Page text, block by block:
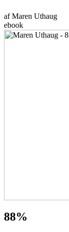
af Maren Uthaug
ebook
88%